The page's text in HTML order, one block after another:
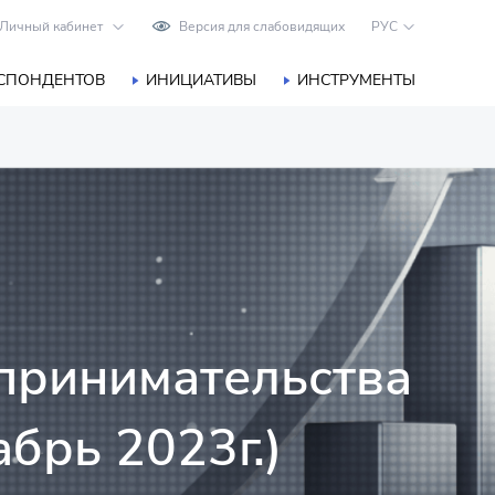
Личный кабинет Версия для слабовидящих РУС
ИНИЦИАТИВЫ ИНСТРУМЕНТЫ
2023г.)